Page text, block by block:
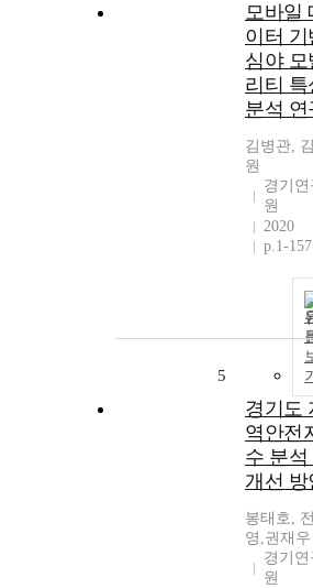
모바일
이터 기
심야 모
리티 특
분석 연
김병관,
원
경기연
원
2020
p.1-157
5
경기도
역안전
수 분석
개선 방
봉태호,
영,권재우
경기연
원